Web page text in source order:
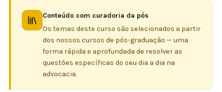
Conteúdo com curadoria da pós
Os temas deste curso são selecionados a partir
dos nossos cursos de pós-graduação — uma
forma rápida e aprofundada de resolver as
questões específicas do seu dia a dia na
advocacia.